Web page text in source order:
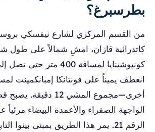
بطرسبرغ؟
من القسم المركزي لشارع نيفسكي
كاتدرائية قازان، امشِ شمالاً على طول
كونيوشينايا لمسافة 400
أخرى—مجموع المشي 12
الواجهة الصفراء والأعمدة البيضاء
الرقم 21. يمر هذا الطريق بمبنى بينوا